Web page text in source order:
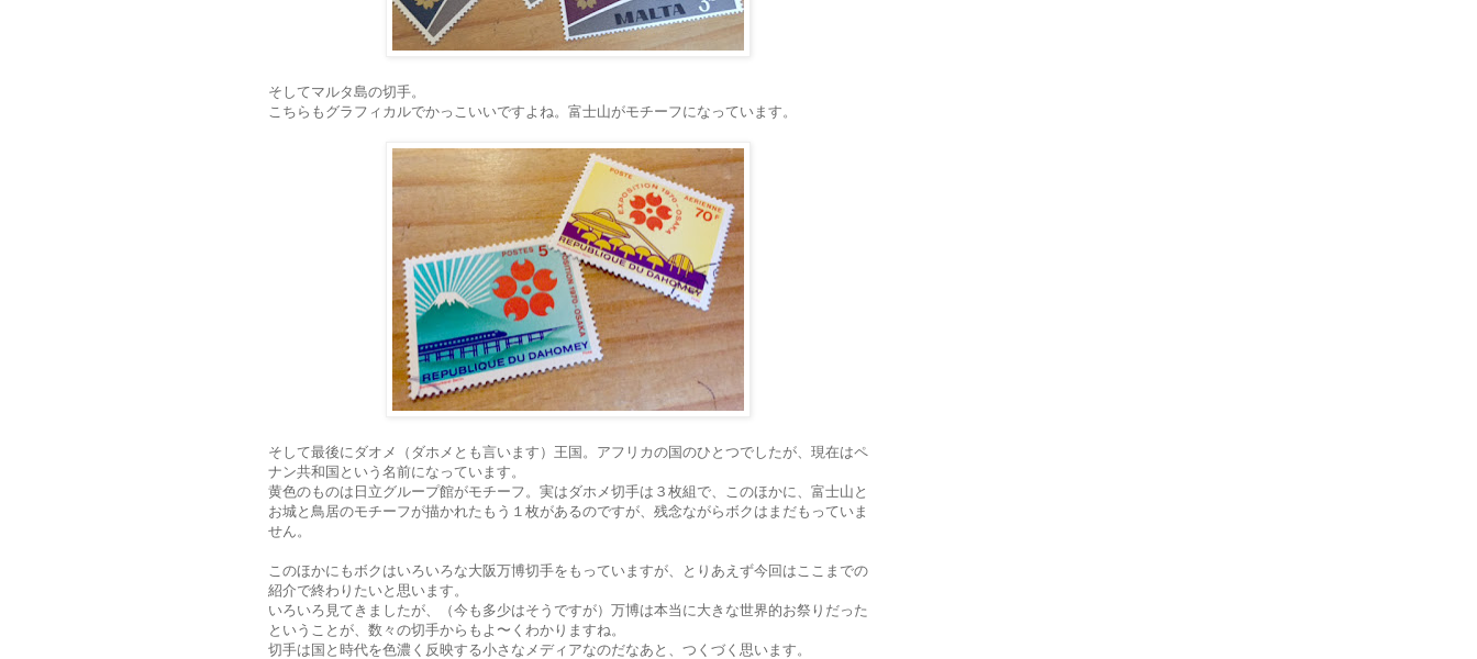
そしてマルタ島の切手。
こちらもグラフィカルでかっこいいですよね。富士山がモチーフになっています。
そして最後にダオメ（ダホメとも言います）王国。アフリカの国のひとつでしたが、現在はペ
ナン共和国という名前になっています。
黄色のものは日立グループ館がモチーフ。実はダホメ切手は３枚組で、このほかに、富士山と
お城と鳥居のモチーフが描かれたもう１枚があるのですが、残念ながらボクはまだもっていま
せん。
このほかにもボクはいろいろな大阪万博切手をもっていますが、とりあえず今回はここまでの
紹介で終わりたいと思います。
いろいろ見てきましたが、（今も多少はそうですが）万博は本当に大きな世界的お祭りだった
ということが、数々の切手からもよ〜くわかりますね。
切手は国と時代を色濃く反映する小さなメディアなのだなあと、つくづく思います。